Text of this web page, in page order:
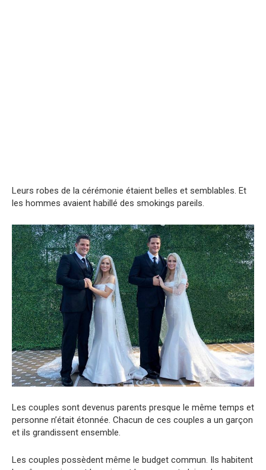
Leurs robes de la cérémonie étaient belles et semblables. Et
les hommes avaient habillé des smokings pareils.
Les couples sont devenus parents presque le même temps et
personne n’était étonnée. Chacun de ces couples a un garçon
et ils grandissent ensemble.
Les couples possèdent même le budget commun. Ils habitent